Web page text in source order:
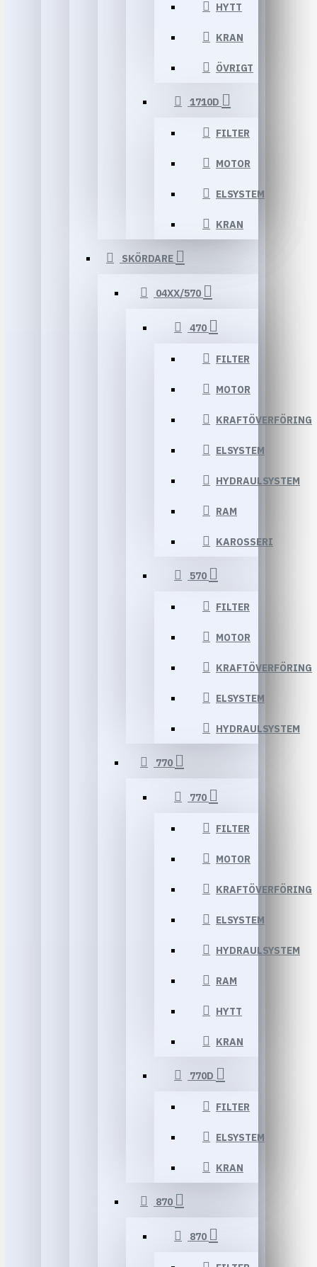
HYTT
KRAN
ÖVRIGT
1710D
FILTER
MOTOR
ELSYSTEM
KRAN
SKÖRDARE
04XX/570
470
FILTER
MOTOR
KRAFTÖVERFÖRING
ELSYSTEM
HYDRAULSYSTEM
RAM
KAROSSERI
570
FILTER
MOTOR
KRAFTÖVERFÖRING
ELSYSTEM
HYDRAULSYSTEM
770
770
FILTER
MOTOR
KRAFTÖVERFÖRING
ELSYSTEM
HYDRAULSYSTEM
RAM
HYTT
KRAN
770D
FILTER
ELSYSTEM
KRAN
870
870